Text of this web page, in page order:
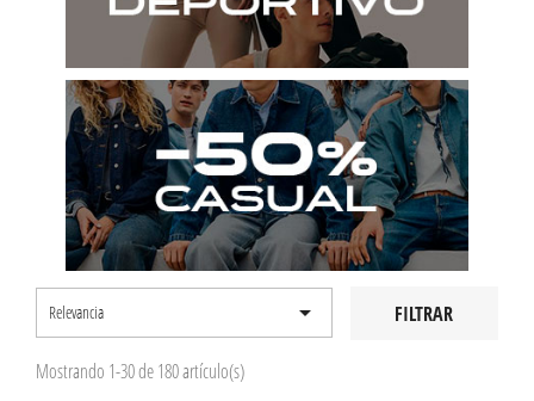
Relevancia  FILTRAR
Mostrando 1-30 de 180 artículo(s)